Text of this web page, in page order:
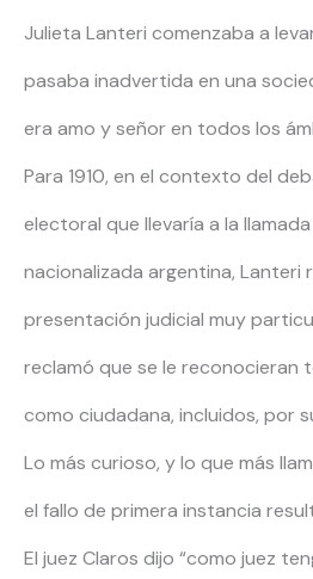
Julieta Lanteri comenzaba a
pasaba inadvertida en una
era amo y señor en todos los
Para 1910, en el contexto del
electoral que llevaría a la
nacionalizada argentina, Lanteri
presentación judicial muy
reclamó que se le reconocieran
como ciudadana, incluidos, por
Lo más curioso, y lo que más
el fallo de primera instancia
El juez Claros dijo “como juez